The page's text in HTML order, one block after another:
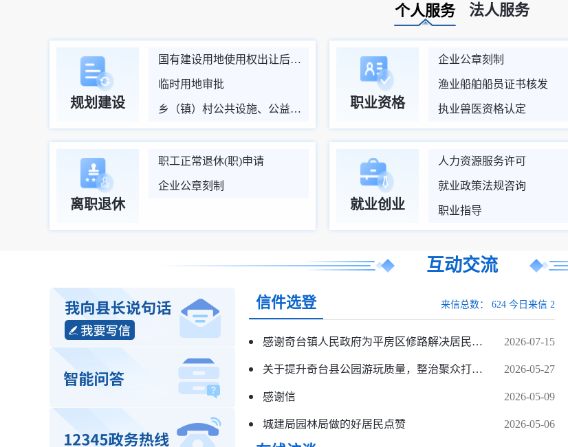
个人服务 法人服务
规划建设
国有建设用地使用权出让后土地使用权分割转让批准
临时用地审批
乡（镇）村公共设施、公益事业使用集体建设用地审批 职业资格
企业公章刻制
渔业船舶船员证书核发
执业兽医资格认定
离职退休
职工正常退休(职)申请
企业公章刻制
就业创业
人力资源服务许可
就业政策法规咨询
职业指导
互动交流
信件选登 来信总数： 624 今日来信 2
感谢奇台镇人民政府为平房区修路解决居民出行难的问题 2026-07-15
关于提升奇台县公园游玩质量，整治聚众打牌吸烟现象的建议。 2026-05-27
感谢信 2026-05-09
城建局园林局做的好居民点赞 2026-05-06